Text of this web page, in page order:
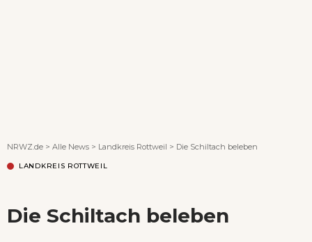
NRWZ.de > Alle News > Landkreis Rottweil > Die Schiltach beleben
LANDKREIS ROTTWEIL
Die Schiltach beleben